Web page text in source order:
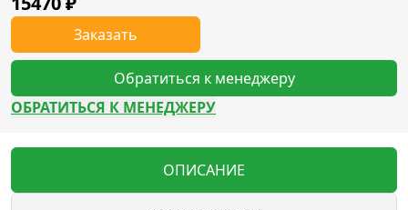
Заказать
Обратиться к менеджеру
ОБРАТИТЬСЯ К МЕНЕДЖЕРУ
ОПИСАНИЕ